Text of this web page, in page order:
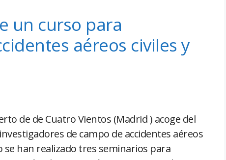
un curso para
aéreos civiles y
de de Cuatro Vientos (Madrid ) acoge del
de campo de accidentes aéreos
han realizado tres seminarios para